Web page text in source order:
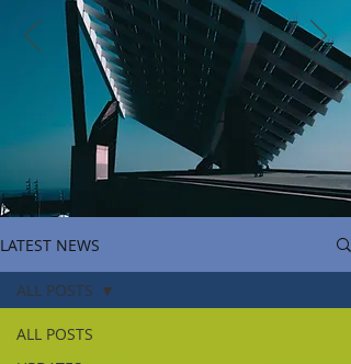
LATEST NEWS
ALL POSTS
ALL POSTS